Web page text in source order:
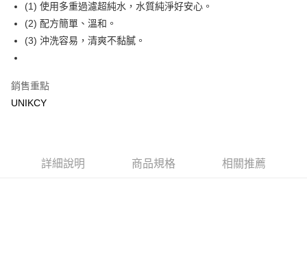
7-11取貨付款［需3-5個工作天不含預購商品］
每筆NT$70，滿NT$499(含以上)免運費
每筆NT$70，滿NT$499(含以上)免運費
(1) 使用多重過濾超純水，水質純淨好安心。
(2) 配方簡單、溫和。
(3) 沖洗容易，清爽不黏膩。
銷售重點
UNIKCY
詳細說明 商品規格 相關推薦